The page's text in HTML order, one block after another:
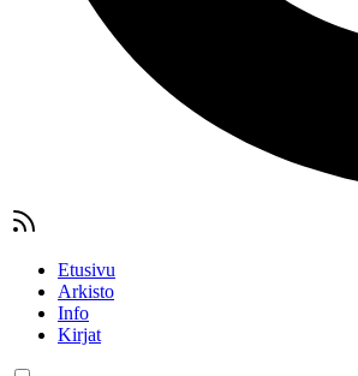
Etusivu
Arkisto
Info
Kirjat